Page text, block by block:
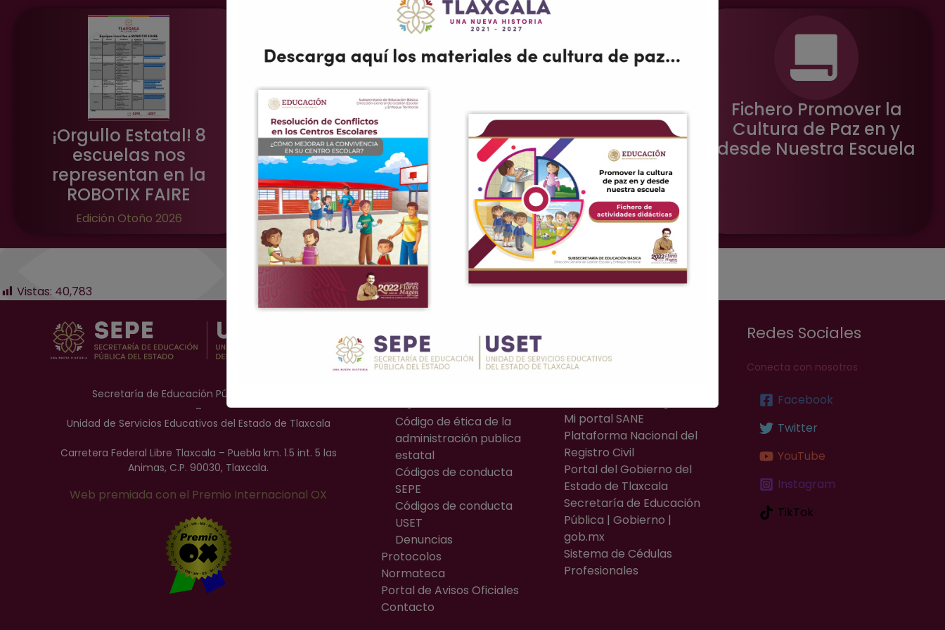
¡Orgullo Estatal! 8
escuelas nos
representan en la
ROBOTIX FAIRE
Edición Otoño 2026
Protocolos de Actuación
de Convivencia Escolar
del Estado de Tlaxcala
Documento Resolución
de Conflictos en los
Centros Escolares
Fichero Promover la
Cultura de Paz en y
desde Nuestra Escuela
Vistas: 40,783
Secretaría de Educación Pública del Estado
–
Unidad de Servicios Educativos del Estado de Tlaxcala
Carretera Federal Libre Tlaxcala – Puebla km. 1.5 int. 5 las
Animas, C.P. 90030, Tlaxcala.
Web premiada con el Premio Internacional OX
Accesos Directos
Inicio
Código de ética de la
administración publica
estatal
Códigos de conducta
SEPE
Códigos de conducta
USET
Denuncias
Protocolos
Normateca
Portal de Avisos Oficiales
Contacto
Calendario Escolar 2025-
Mi portal SANE
Plataforma Nacional del
Registro Civil
Portal del Gobierno del
Estado de Tlaxcala
Secretaría de Educación
Pública | Gobierno |
gob.mx
Sistema de Cédulas
Profesionales
Redes Sociales
Conecta con nosotros
Facebook
Twitter
YouTube
Instagram
TikTok